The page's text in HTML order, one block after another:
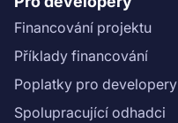
Financování projektu
Příklady financování
Poplatky pro developery
Spolupracující odhadci